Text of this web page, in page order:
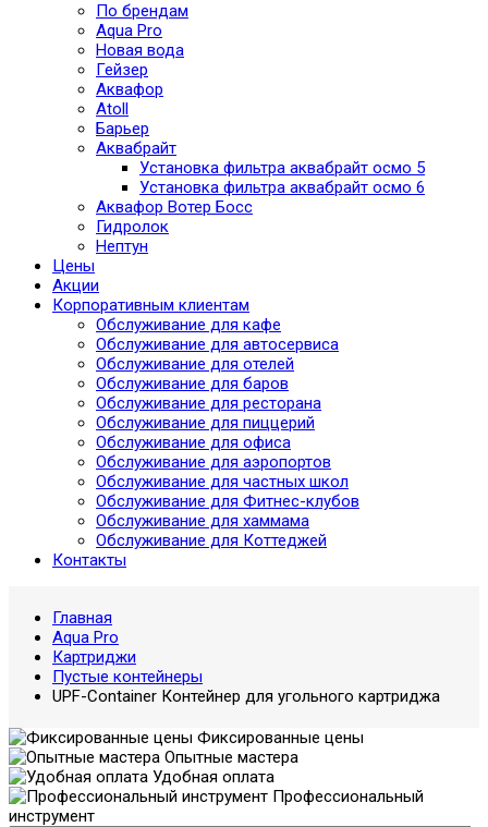
По брендам
Aqua Pro
Новая вода
Гейзер
Аквафор
Atoll
Барьер
Аквабрайт
Установка фильтра аквабрайт осмо 5
Установка фильтра аквабрайт осмо 6
Аквафор Вотер Босс
Гидролок
Нептун
Цены
Акции
Корпоративным клиентам
Обслуживание для кафе
Обслуживание для автосервиса
Обслуживание для отелей
Обслуживание для баров
Обслуживание для ресторана
Обслуживание для пиццерий
Обслуживание для офиса
Обслуживание для аэропортов
Обслуживание для частных школ
Обслуживание для Фитнес-клубов
Обслуживание для хаммама
Обслуживание для Коттеджей
Контакты
Главная
Aqua Pro
Картриджи
Пустые контейнеры
UPF-Container Контейнер для угольного картриджа
Фиксированные цены
Опытные мастера
Удобная оплата
Профессиональный
инструмент